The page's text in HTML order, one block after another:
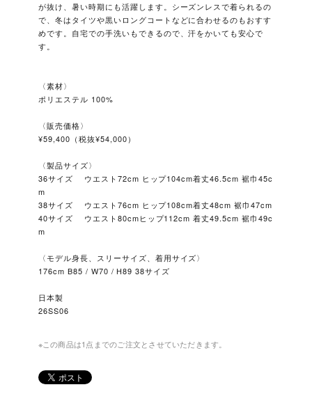
が抜け、暑い時期にも活躍します。シーズンレスで着られるの
で、冬はタイツや黒いロングコートなどに合わせるのもおすす
めです。自宅での手洗いもできるので、汗をかいても安心で
す。
〈素材〉
ポリエステル 100%
〈販売価格〉
¥59,400（税抜¥54,000）
〈製品サイズ〉
36サイズ ウエスト72cm ヒップ104cm着丈46.5cm 裾巾45c
m
38サイズ ウエスト76cm ヒップ108cm着丈48cm 裾巾47cm
40サイズ ウエスト80cmヒップ112cm 着丈49.5cm 裾巾49c
m
〈モデル身長、スリーサイズ、着用サイズ〉
176cm B85 / W70 / H89 38サイズ
日本製
26SS06
※この商品は1点までのご注文とさせていただきます。